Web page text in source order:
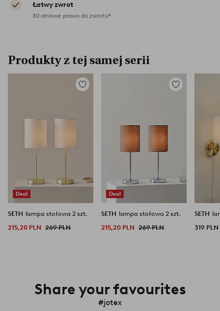
Łatwy zwrot
30-dniowe prawo do zwrotu*
Produkty z tej samej serii
Deal
Dodaj
SETH lampa stołowa 2 szt.
215,20 PLN 269 PLN
Deal
Dodaj
SETH lampa stołowa 2 szt.
215,20 PLN
269 PLN
SETH
319 PLN
Share your favourites
#jotex